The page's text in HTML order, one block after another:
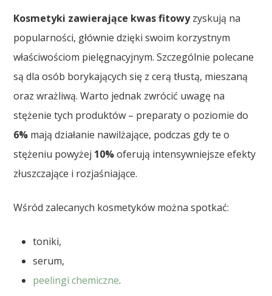
Kosmetyki zawierające kwas fitowyzyskują na
popularności, głównie dzięki swoim korzystnym
właściwościom pielęgnacyjnym. Szczególnie polecane
są dla osób borykających się z cerą tłustą, mieszaną
oraz wrażliwą. Warto jednak zwrócić uwagę na
stężenie tych produktów – preparaty o poziomie do
6% mają działanie nawilżające, podczas gdy te o
stężeniu powyżej 10%oferują intensywniejsze efekty
złuszczające i rozjaśniające.
Wśród zalecanych kosmetyków można spotkać:
toniki,
serum,
peelingi chemiczne.